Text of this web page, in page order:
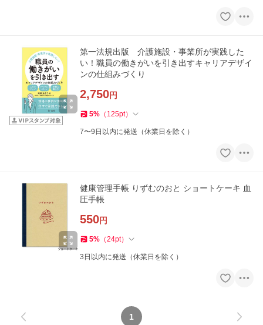
第一法規出版 介護施設・事業所が実践した
い！職員の働きがいを引き出すキャリアデザイ
ンの仕組みづくり
2,750円
5% （ 125pt）
7〜9日以内に発送（休業日を除く）
健康管理手帳 りずむのおと ショートケーキ 血
圧手帳
550円
5% （24pt）
3日以内に発送（休業日を除く）
1